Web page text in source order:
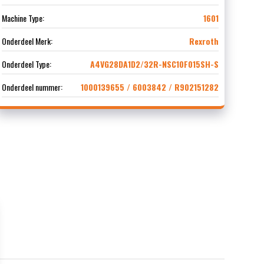
Machine Type:
1601
Onderdeel Merk:
Rexroth
Onderdeel Type:
A4VG28DA1D2/32R-NSC10F015SH-S
Onderdeel nummer:
1000139655 / 6003842 / R902151282